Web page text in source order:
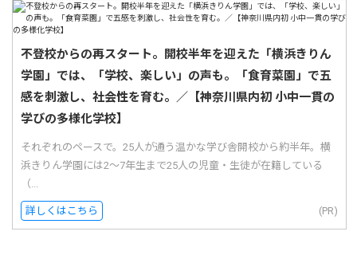
不登校からの再スタート。開校半年を迎えた「横浜きりん
学園」では、「学校、楽しい」の声も。「食育菜園」で五
感を刺激し、社会性を育む。／【神奈川県内初 小中一貫の
学びの多様化学校】
それぞれのペースで。25人が通う温かな学び舎開校から約半年。横
浜きりん学園には2〜7年生まで25人の児童・生徒が在籍している
（...
詳しくはこちら (PR)